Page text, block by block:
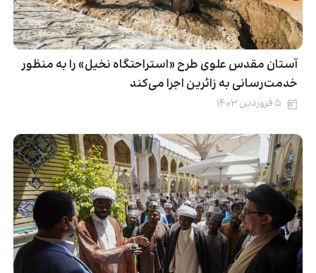
آستان مقدس علوی طرح «استراحتگاه نخیل» را به منظور
خدمت‌رسانی به زائرین اجرا می‌کند
۵ فروردین ۱۴۰۳